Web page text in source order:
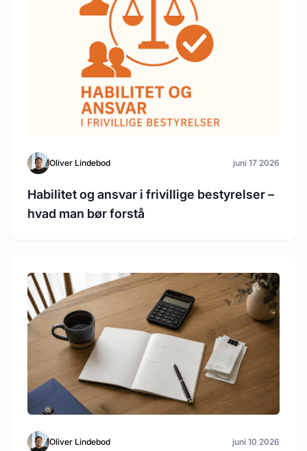
Oliver Lindebod juni 17 2026
Habilitet og ansvar i frivillige bestyrelser –
hvad man bør forstå
Oliver Lindebod juni 10 2026